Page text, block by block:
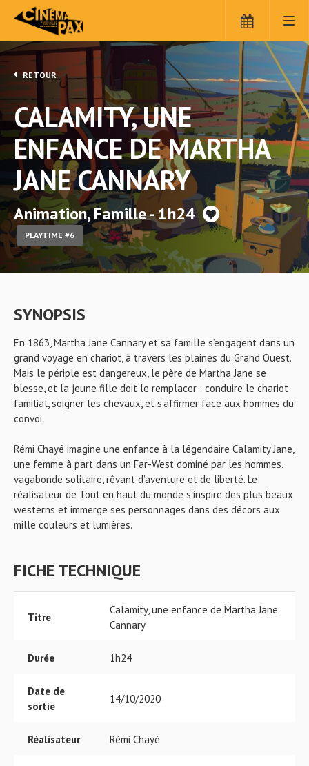
RETOUR
CALAMITY, UNE
ENFANCE DE MARTHA
JANE CANNARY
Animation, Famille - 1h24
PLAYTIME #6
SYNOPSIS
En 1863, Martha Jane Cannary et sa famille s’engagent dans un
grand voyage en chariot, à travers les plaines du Grand Ouest.
Mais le périple est dangereux, le père de Martha Jane se
blesse, et la jeune fille doit le remplacer : conduire le chariot
familial, soigner les chevaux, et s’affirmer face aux hommes du
convoi.
Rémi Chayé imagine une enfance à la légendaire Calamity Jane,
une femme à part dans un Far-West dominé par les hommes,
vagabonde solitaire, rêvant d’aventure et de liberté. Le
réalisateur de Tout en haut du monde s’inspire des plus beaux
westerns et immerge ses personnages dans des décors aux
mille couleurs et lumières.
FICHE TECHNIQUE
Titre
Calamity, une enfance de Martha Jane
Cannary
Durée 1h24
Date de
sortie
14/10/2020
Réalisateur Rémi Chayé